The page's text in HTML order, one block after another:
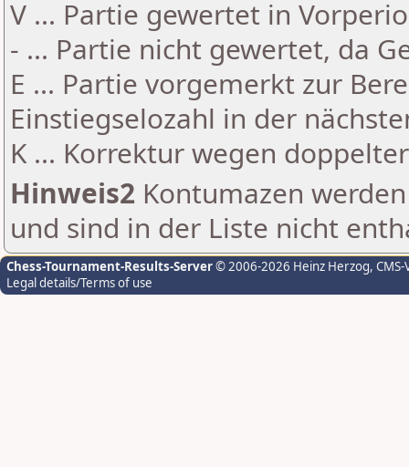
V ... Partie gewertet in
- ... Partie nicht gewertet, da
E ... Partie vorgemerkt zur
Einstiegselozahl in der
K ... Korrektur wegen
Hinweis2 Kontumazen
und sind in der Liste nicht
Chess-Tournament-Results-Server© 2006-2026 Heinz Herzog,
Legal details/Terms of use